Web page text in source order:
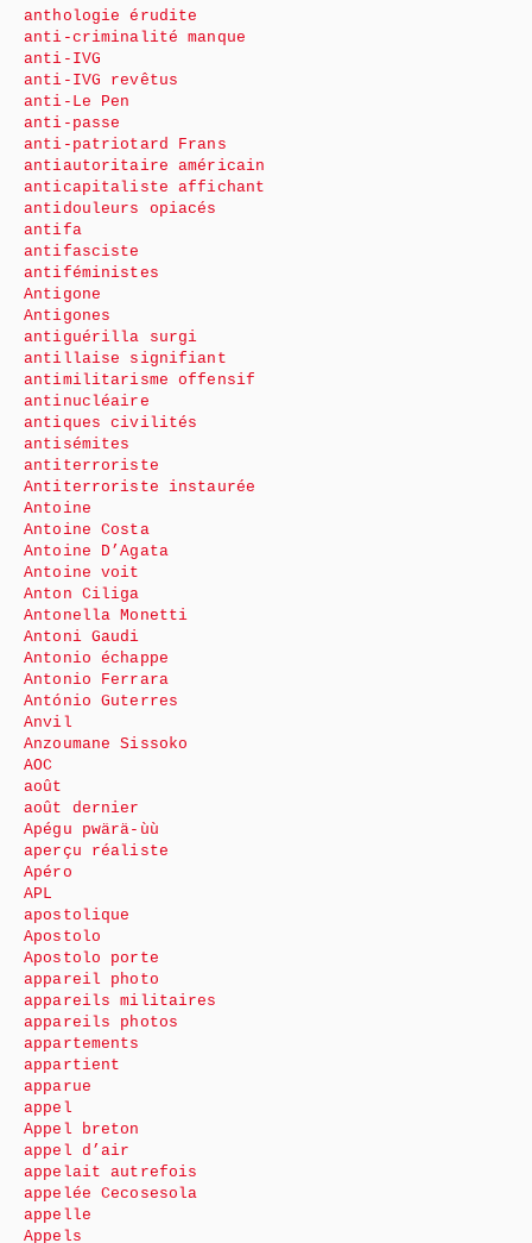
anthologie érudite
anti-criminalité manque
anti-IVG
anti-IVG revêtus
anti-Le Pen
anti-passe
anti-patriotard Frans
antiautoritaire américain
anticapitaliste affichant
antidouleurs opiacés
antifa
antifasciste
antiféministes
Antigone
Antigones
antiguérilla surgi
antillaise signifiant
antimilitarisme offensif
antinucléaire
antiques civilités
antisémites
antiterroriste
Antiterroriste instaurée
Antoine
Antoine Costa
Antoine D’Agata
Antoine voit
Anton Ciliga
Antonella Monetti
Antoni Gaudi
Antonio échappe
Antonio Ferrara
António Guterres
Anvil
Anzoumane Sissoko
AOC
août
août dernier
Apégu pwärä-ùù
aperçu réaliste
Apéro
APL
apostolique
Apostolo
Apostolo porte
appareil photo
appareils militaires
appareils photos
appartements
appartient
apparue
appel
Appel breton
appel d’air
appelait autrefois
appelée Cecosesola
appelle
Appels